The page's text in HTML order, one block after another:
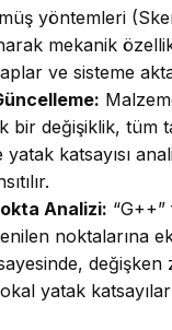
yöntemleri
mekanik
ve sisteme
bir değişiklik, tüm
katsayısı
Analizi:
noktalarına
yatak